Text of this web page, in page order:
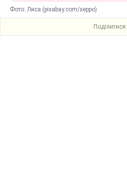
Фото: Лиса (pixabay.com/xeppo)
Поділитися: